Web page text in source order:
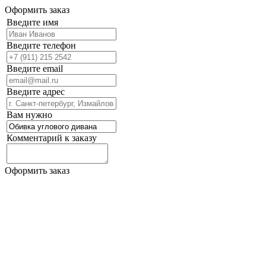
Оформить заказ
Введите имя
Введите телефон
Введите email
Введите адрес
Вам нужно
Комментарий к заказу
Оформить заказ